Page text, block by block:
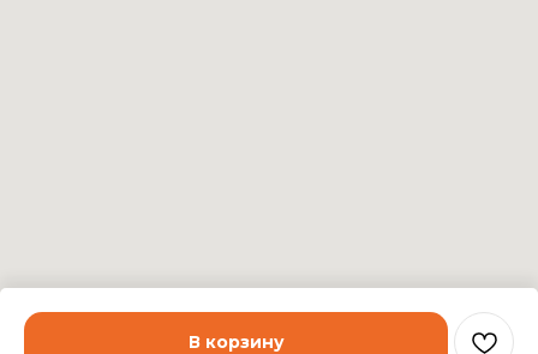
В корзину